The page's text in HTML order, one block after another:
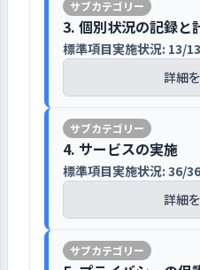
等は、職員全体会
れ、意思決定がな
容や経緯等は、職
本とし、会議記録
参加者やパート職
に周知しています
ブレット端末があ
るようになってい
知らせの掲示や手
より周知しています
計画の着実な実行に
価・反省を行い進捗
す
計画の推進に向け
の活動では、各係
られ、運営委員会
をおよび目標設定
す。事業計画では
に評価・反省を行
達成状況を把握し
の計画に反映して
ひとりが作成する
虐待防止対策に努
発見や情報を得た
庭支援センター等
図れる体制を整えて
子育て支援の拠点と
門性を活かし地域貢
地域社会に対して
配信、パンフレッ
ムページやパンフ
に配布し、周知が
故、怪我等では、
リハットや事故簿
に努め、気づきや
の検討が行われて
等は、とりまとめ
証等の報告を行い
防に努めています。
情報セキュリティ
います
方は、保育に関す
の保育士像を示し
（キャリアパス）
た役職、役割責任
務能力が一覧表で
員は、保育に関す
評価シートを作成
を行い、目指すキ
に向かって知識・
取り組んでいます
への参加がなされ
〇取り組み
①「朝保育時」「
等違った時間帯で
所火災」「調理室
「散歩時の地震」
練の実施④園内や
トマップを使用し
での救命救急講習
を利用した心肺蘇
体的な取り組みが
〇取り組み結果
・様々な状況や時
保育園に関する基
し、入園を希望さ
施設等入所案内を
ームページでは園
事、地域との交流
を分かりやすく記
や方針、また、動
ラリーの配信も行
様子を視覚的にわ
情報を提供してい
載せて、園の保育
【講評】
入園に際して、重
をわかりやすく説
入園が決まった利
園前の健康診断や
説明会の実施を行
長、主任が保育園
重要事項等は、重
いて丁寧に説明し
ンドブックでは、
3. 個別状況の記録と
標準項目実施状況: 13/13
詳細
【講評】
児童票等を活用し
発達状況の把握に
園児全員に対する
児童票に記録し把
4. サービスの実施
標準項目実施状況: 36/36
詳細